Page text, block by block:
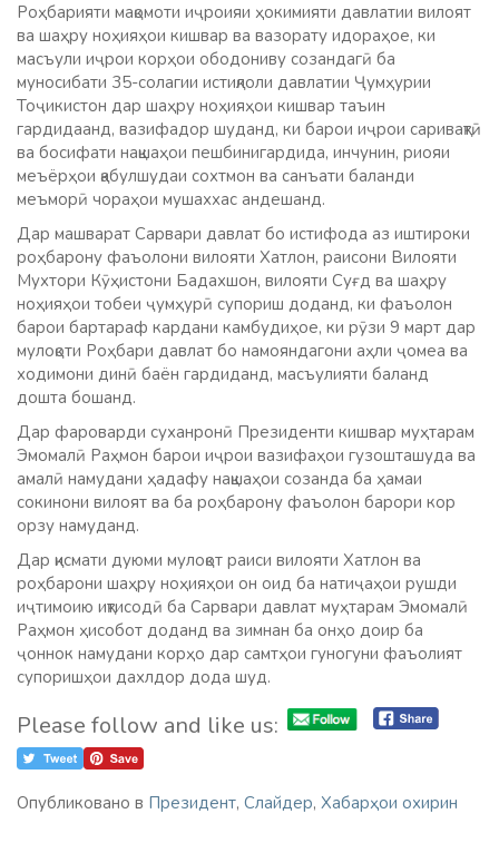
Роҳбарияти мақомоти иҷроияи ҳокимияти давлатии вилоят
ва шаҳру ноҳияҳои кишвар ва вазорату идораҳое, ки
масъули иҷрои корҳои ободониву созандагӣ ба
муносибати 35-солагии истиқлоли давлатии Ҷумҳурии
Тоҷикистон дар шаҳру ноҳияҳои кишвар таъин
гардидаанд, вазифадор шуданд, ки барои иҷрои саривақтӣ
ва босифати нақшаҳои пешбинигардида, инчунин, риояи
меъёрҳои қабулшудаи сохтмон ва санъати баланди
меъморӣ чораҳои мушаххас андешанд.
Дар машварат Сарвари давлат бо истифода аз иштироки
роҳбарону фаъолони вилояти Хатлон, раисони Вилояти
Мухтори Кӯҳистони Бадахшон, вилояти Суғд ва шаҳру
ноҳияҳои тобеи ҷумҳурӣ супориш доданд, ки фаъолон
барои бартараф кардани камбудиҳое, ки рӯзи 9 март дар
мулоқоти Роҳбари давлат бо намояндагони аҳли ҷомеа ва
ходимони динӣ баён гардиданд, масъулияти баланд
дошта бошанд.
Дар фароварди суханронӣ Президенти кишвар муҳтарам
Эмомалӣ Раҳмон барои иҷрои вазифаҳои гузошташуда ва
амалӣ намудани ҳадафу нақшаҳои созанда ба ҳамаи
сокинони вилоят ва ба роҳбарону фаъолон барори кор
орзу намуданд.
Дар қисмати дуюми мулоқот раиси вилояти Хатлон ва
роҳбарони шаҳру ноҳияҳои он оид ба натиҷаҳои рушди
иҷтимоию иқтисодӣ ба Сарвари давлат муҳтарам Эмомалӣ
Раҳмон ҳисобот доданд ва зимнан ба онҳо доир ба
ҷоннок намудани корҳо дар самтҳои гуногуни фаъолият
супоришҳои дахлдор дода шуд.
Please follow and like us:
Опубликовано в Президент, Слайдер, Хабарҳои охирин